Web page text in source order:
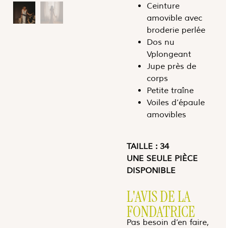
Ceinture
amovible avec
broderie perlée
Dos nu
Vplongeant
Jupe près de
corps
Petite traîne
Voiles d’épaule
amovibles
TAILLE : 34
UNE SEULE PIÈCE
DISPONIBLE
L'AVIS DE LA
FONDATRICE
Pas besoin d’en faire,